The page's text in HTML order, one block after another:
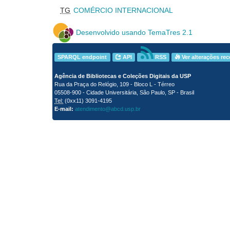
TG COMÉRCIO INTERNACIONAL
Desenvolvido usando TemaTres 2.1
SPARQL endpoint API RSS Ver alterações
Agência de Bibliotecas e Coleções Digitais da USP
Rua da Praça do Relógio, 109 - Bloco L - Térreo
05508-900 - Cidade Universitária, São Paulo, SP - Brasil
Tel: (0xx11) 3091-4195
E-mail: atendimento@abcd.usp.br